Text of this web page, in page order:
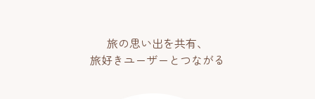
旅の思い出を共有、
旅好きユーザーとつながる